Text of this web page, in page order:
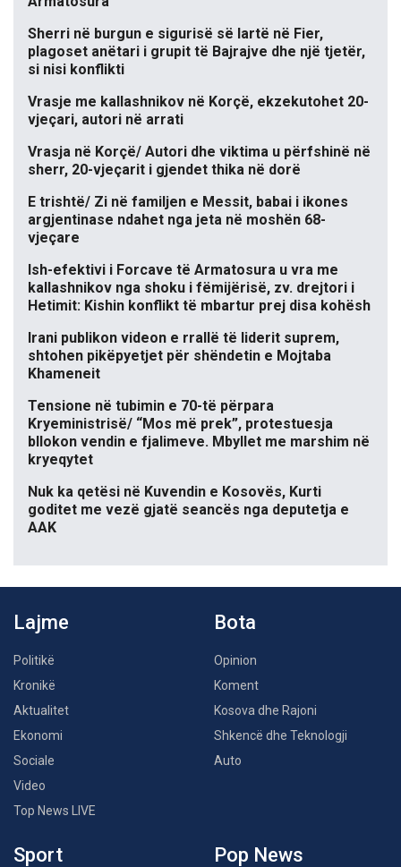
Sherri në burgun e sigurisë së lartë në Fier,
plagoset anëtari i grupit të Bajrajve dhe një tjetër,
si nisi konflikti
Vrasje me kallashnikov në Korçë, ekzekutohet 20-
vjeçari, autori në arrati
Vrasja në Korçë/ Autori dhe viktima u përfshinë në
sherr, 20-vjeçarit i gjendet thika në dorë
E trishtë/ Zi në familjen e Messit, babai i ikones
argjentinase ndahet nga jeta në moshën 68-
vjeçare
Ish-efektivi i Forcave të Armatosura u vra me
kallashnikov nga shoku i fëmijërisë, zv. drejtori i
Hetimit: Kishin konflikt të mbartur prej disa kohësh
Irani publikon videon e rrallë të liderit suprem,
shtohen pikëpyetjet për shëndetin e Mojtaba
Khameneit
Tensione në tubimin e 70-të përpara
Kryeministrisë/ “Mos më prek”, protestuesja
bllokon vendin e fjalimeve. Mbyllet me marshim në
kryeqytet
Nuk ka qetësi në Kuvendin e Kosovës, Kurti
goditet me vezë gjatë seancës nga deputetja e
AAK
Lajme
Politikë
Kronikë
Aktualitet
Ekonomi
Sociale
Video
Top News LIVE
Bota
Opinion
Koment
Kosova dhe Rajoni
Shkencë dhe Teknologji
Auto
Sport Pop News